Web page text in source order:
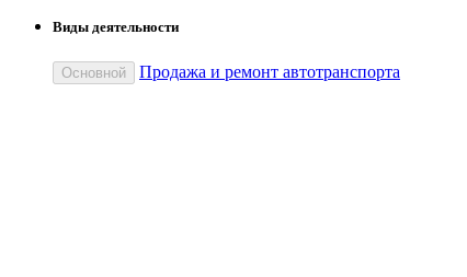
Виды деятельности
Основной Продажа и ремонт автотранспорта